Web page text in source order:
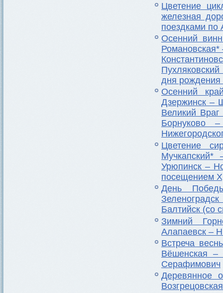
Цветение
железная
поездками
Осенний
дня рождения
Осенний
Дзержинск –
Великий
Борнуково
Цветение
Урюпинск –
посещением
День
Балтийск (со
Зимний
Алапаевск –
Встреча
Вёшенская –
Серафимович
Деревянное